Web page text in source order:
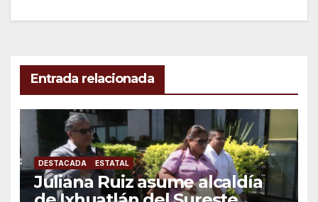
Entrada relacionada
DESTACADA ESTATAL
Juliana Ruiz asume alcaldía